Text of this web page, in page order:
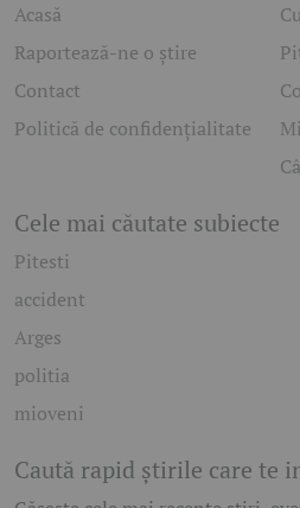
Acasă
Raportează-ne o știre
Contact
Politică de confidențialitate
Cele mai căutate subiecte
Pitesti
accident
Arges
politia
mioveni
Caută rapid știrile care te